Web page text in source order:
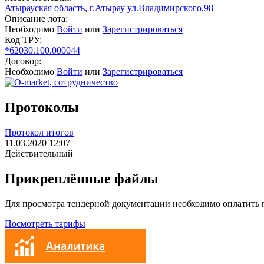
Атырауская область, г.Атырау ул.Владимирского,98
Описание лота:
Необходимо Войти или Зарегистрироваться
Код ТРУ:
*62030.100.000044
Договор:
Необходимо Войти или Зарегистрироваться
Протоколы
Протокол итогов
11.03.2020 12:07
Действительный
Прикреплённые файлы
Для просмотра тендерной документации необходимо оплатить
Посмотреть тарифы